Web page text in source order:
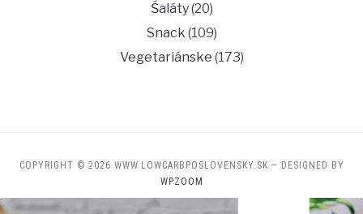
Šaláty(20)
Snack (109)
Vegetariánske (173)
COPYRIGHT © 2026 WWW.LOWCARBPOSLOVENSKY.SK — DESIGNED BY
WPZOOM